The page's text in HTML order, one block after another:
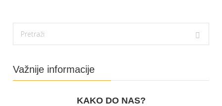
Važnije informacije
KAKO DO NAS?